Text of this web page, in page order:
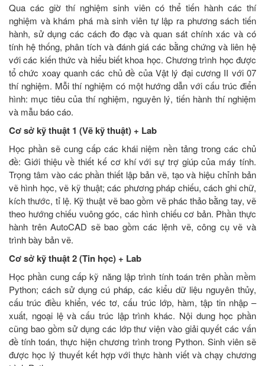
Qua các giờ thí nghiệm sinh viên có thể tiến hành các thí
nghiệm và khám phá mà sinh viên tự lập ra phương sách tiến
hành, sử dụng các cách đo đạc và quan sát chính xác và có
tính hệ thống, phân tích và đánh giá các bằng chứng và liên hệ
với các kiến thức và hiểu biết khoa học. Chương trình học được
tổ chức xoay quanh các chủ đề của Vật lý đại cương II với 07
thí nghiệm. Mỗi thí nghiệm có một hướng dẫn với cấu trúc điển
hình: mục tiêu của thí nghiệm, nguyên lý, tiến hành thí nghiệm
và mẫu báo cáo.
Cơ sở kỹ thuật 1 (Vẽ kỹ thuật) + Lab
Học phần sẽ cung cấp các khái niệm nền tảng trong các chủ
đề: Giới thiệu về thiết kế cơ khí với sự trợ giúp của máy tính.
Trọng tâm vào các phần thiết lập bản vẽ, tạo và hiệu chỉnh bản
vẽ hình học, vẽ kỹ thuật; các phương pháp chiếu, cách ghi chữ,
kích thước, tỉ lệ. Kỹ thuật vẽ bao gồm vẽ phác thảo bằng tay, vẽ
theo hướng chiếu vuông góc, các hình chiếu cơ bản. Phần thực
hành trên AutoCAD sẽ bao gồm các lệnh vẽ, công cụ vẽ và
trình bày bản vẽ.
Cơ sở kỹ thuật 2 (Tin học) + Lab
Học phần cung cấp kỹ năng lập trình tính toán trên phần mềm
Python; cách sử dụng cú pháp, các kiểu dữ liệu nguyên thủy,
cấu trúc điều khiển, véc tơ, cấu trúc lớp, hàm, tập tin nhập –
xuất, ngoại lệ và cấu trúc lập trình khác. Nội dung học phần
cũng bao gồm sử dụng các lớp thư viện vào giải quyết các vấn
đề tính toán, thực hiện chương trình trong Python. Sinh viên sẽ
được học lý thuyết kết hợp với thực hành viết và chạy chương